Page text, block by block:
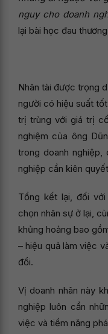
nguy cho doanh
lại bài học đau
Nhân tài được trọng
người có hiệu suất
trị trùng với giá trị
nghiệm của ông
trong doanh nghiệp,
nghiệp cần kiên
Tổng kết lại, đối
chọn nhân sự ở lại,
khủng hoảng bao
– hiệu quả làm việc
đổi.
Vị doanh nhân này
nghiệp luôn cần
việc và tiềm năng